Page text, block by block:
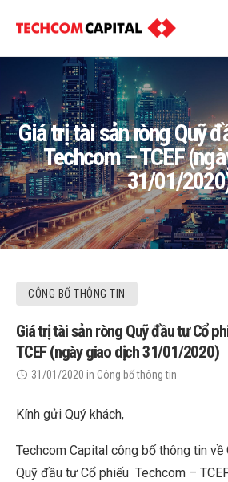
Giá trị tài sản ròng Quỹ
Techcom – TCEF
31/01/
CÔNG BỐ THÔNG TIN
Giá trị tài sản ròng Quỹ đầu tư Cổ
TCEF (ngày giao dịch 31/01/2020)
31/01/2020 in Công bố thông tin
Kính gửi Quý khách,
Techcom Capital công bố thông tin về
Quỹ đầu tư Cổ phiếu Techcom –